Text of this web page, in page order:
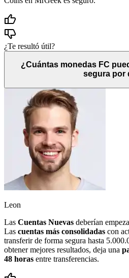
¿Te resultó útil?
¿Cuántas monedas FC
segura por
Leon
Las Cuentas Nuevas deberían
Las cuentas más consolidadas con
transferir de forma segura hasta
obtener mejores resultados, deja una
48 horas entre transferencias.